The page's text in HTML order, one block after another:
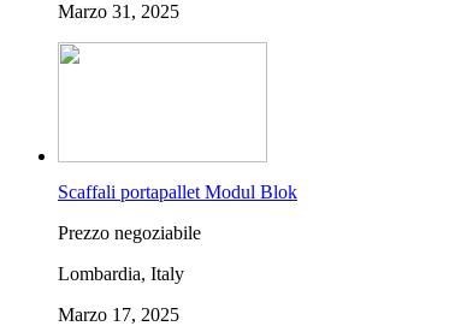
Marzo 31, 2025
Scaffali portapallet Modul Blok
Prezzo negoziabile
Lombardia, Italy
Marzo 17, 2025